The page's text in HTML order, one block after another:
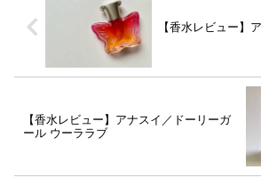
【香水レビュー】
【香水レビュー】アナスイ／ドーリーガ
ール ウーララブ